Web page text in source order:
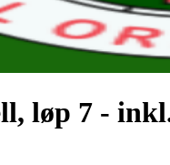
løp 7 -